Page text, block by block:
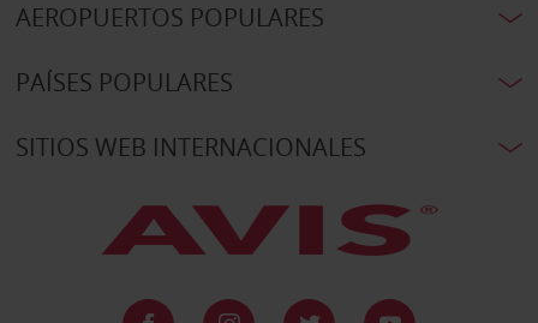
AEROPUERTOS POPULARES
PAÍSES POPULARES
SITIOS WEB INTERNACIONALES